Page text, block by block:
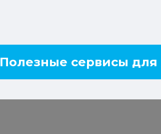
Полезные сервисы